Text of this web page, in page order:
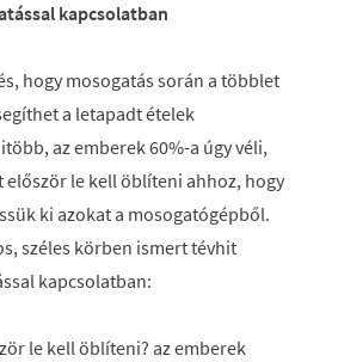
kapcsolatban
hogy mosogatás során a többlet
a letapadt ételek
az emberek 60%-a úgy véli,
először le kell öblíteni ahhoz, hogy
ki azokat a mosogatógépből.
széles körben ismert tévhit
kapcsolatban:
le kell öblíteni? az emberek